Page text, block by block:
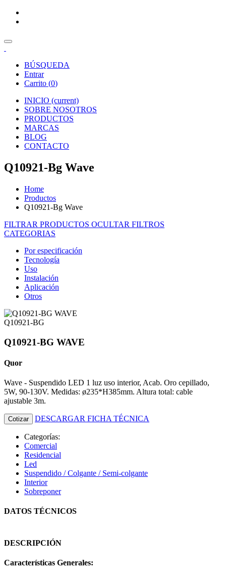
BÚSQUEDA
Entrar
Carrito (0)
INICIO (current)
SOBRE NOSOTROS
PRODUCTOS
MARCAS
BLOG
CONTACTO
Q10921-Bg Wave
Home
Productos
Q10921-Bg Wave
FILTRAR PRODUCTOS OCULTAR FILTROS
CATEGORIAS
Por especificación
Tecnología
Uso
Instalación
Aplicación
Otros
Q10921-BG
Q10921-BG WAVE
Quor
Wave - Suspendido LED 1 luz uso interior, Acab. Oro cepillado,
5W, 90-130V. Medidas: ø235*H385mm. Altura total: cable
ajustable 3m.
Cotizar DESCARGAR FICHA TÉCNICA
Categorías:
Comercial
Residencial
Led
Suspendido / Colgante / Semi-colgante
Interior
Sobreponer
DATOS TÉCNICOS
DESCRIPCIÓN
Características Generales: